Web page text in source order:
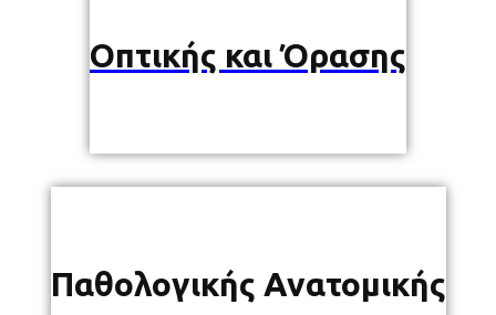
Οπτικής και Όρασης
Παθολογικής Ανατομικής